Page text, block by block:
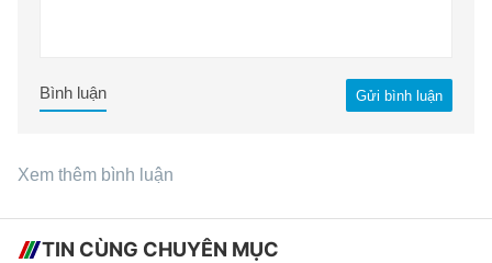
Gửi bình luận
Bình luận
Xem thêm bình luận
TIN CÙNG CHUYÊN MỤC